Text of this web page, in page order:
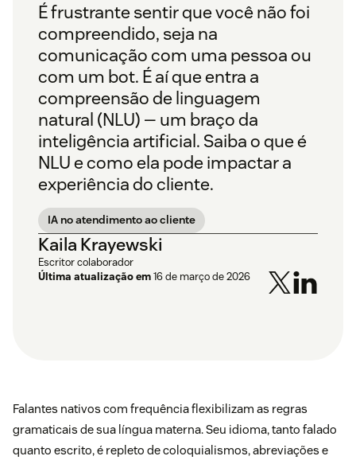
É frustrante sentir que você não foi
compreendido, seja na
comunicação com uma pessoa ou
com um bot. É aí que entra a
compreensão de linguagem
natural (NLU) — um braço da
inteligência artificial. Saiba o que é
NLU e como ela pode impactar a
experiência do cliente.
IA no atendimento ao cliente
Kaila Krayewski
Escritor colaborador
Última atualização em16 de março de 2026
Falantes nativos com frequência flexibilizam as regras
gramaticais de sua língua materna. Seu idioma, tanto falado
quanto escrito, é repleto de coloquialismos, abreviações e